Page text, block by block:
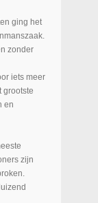
ging het
zonder
iets meer
grootste
en
zijn